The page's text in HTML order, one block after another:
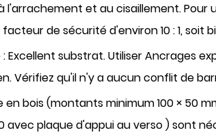
l'arrachement et au cisaillement. Pour
de sécurité d'environ 10 : 1, soit
Excellent substrat. UtiliserAncrages
Vérifiez qu'il n'y a aucun conflit de
bois (montants minimum 100 × 50
avec plaque d'appui au verso ) sont